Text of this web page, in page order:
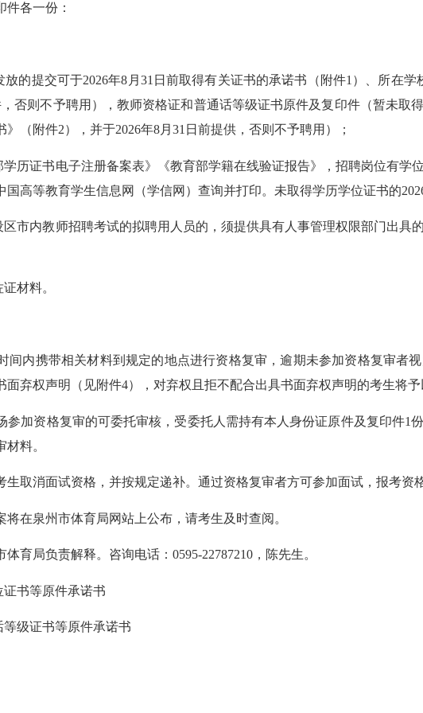
各一份：
提交可于2026年8月31日前取得有关证书的承诺书（附件1）、所在学
否则不予聘用），教师资格证和普通话等级证书原件及复印件（暂未取
（附件2），并于2026年8月31日前提供，否则不予聘用）；
证书电子注册备案表》《教育部学籍在线验证报告》，招聘岗位有学
高等教育学生信息网（学信网）查询并打印。未取得学历学位证书的
内教师招聘考试的拟聘用人员的，须提供具有人事管理权限部门出具
材料。
内携带相关材料到规定的地点进行资格复审，逾期未参加资格复审者
弃权声明（见附件4），对弃权且拒不配合出具书面弃权声明的考生将予
资格复审的可委托审核，受委托人需持有本人身份证原件及复印件1
料。
消面试资格，并按规定递补。通过资格复审者方可参加面试，报考资
泉州市体育局网站上公布，请考生及时查阅。
局负责解释。咨询电话：0595-22787210，陈先生。
书等原件承诺书
证书等原件承诺书